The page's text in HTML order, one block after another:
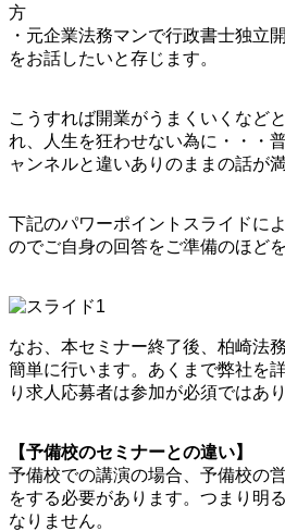
方
・元企業法務マンで行政書士独立
をお話したいと存じます。
こうすれば開業がうまくいくなど
れ、人生を狂わせない為に・・・
ャンネルと違いありのままの話が満
下記のパワーポイントスライドに
のでご自身の回答をご準備のほどを
なお、本セミナー終了後、柏崎法
簡単に行います。あくまで弊社を
り求人応募者は参加が必須ではあり
【予備校のセミナーとの違い】
予備校での講演の場合、予備校の
をする必要があります。つまり明
なりません。